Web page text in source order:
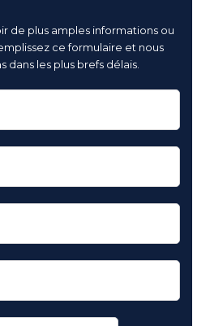
de plus amples informations ou
ce formulaire et nous
dans les plus brefs délais.